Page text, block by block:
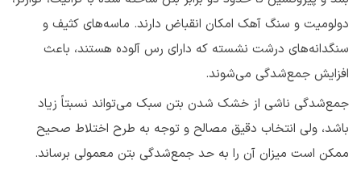
دولومیت و سنگ آهک امکان انقباض دارند. ماسه‌های کثیف و
سنگدانه‌های درشت نشسته که دارای رس آلوده هستند، باعث
افزایش جمع‌شدگی می‌شوند.
جمع‌شدگی ناشی از خشک شدن بتن سبک می‌تواند نسبتاً زیاد
باشد، ولی انتخاب دقیق مصالح و توجه به طرح اختلاط صحیح
ممکن است میزان آن را به حد جمع‌شدگی بتن معمولی برساند.